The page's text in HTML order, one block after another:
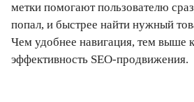
метки помогают пользователю
попал, и быстрее найти нужный
Чем удобнее навигация, тем выше
эффективность SEO-продвижения.